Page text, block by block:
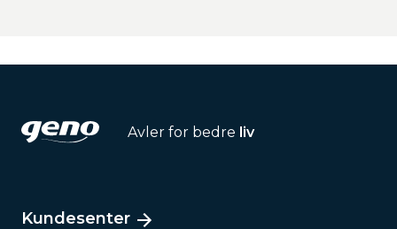
Avler for bedre liv
Kundesenter